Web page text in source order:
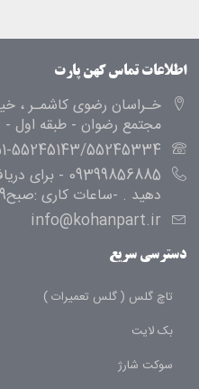
اطلاعات تماس کهن پارت
مجتمع رضوان - طبقه اول - واحد 106 -
55245143/55245334
09399856885
دهید . -ساعات کاری :صبح9تا13وعصر18تا20
info@kohanpart.ir
دسترسی سریع
تاچ گلس ( گلس تعمیرات )
بک لایت
سوکت شارژ